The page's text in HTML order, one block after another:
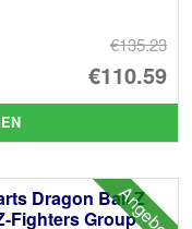
€135.23
€110.59
Angebot!
Dragon Ball Z
Fighters Group